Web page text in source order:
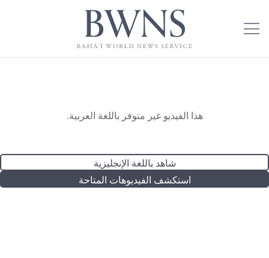
هذا الفيديو غير متوفر باللغة العربية.
شاهد باللغة الإنجليزية
استكشف الفيديوهات المتاحة